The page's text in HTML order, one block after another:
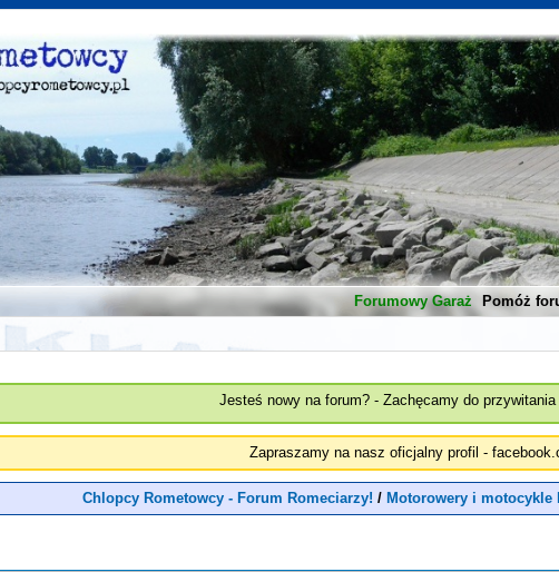
Forumowy Garaż Pomóż
Jesteś nowy na forum? - Zachęcamy do
Zapraszamy na nasz oficjalny profil -
Chlopcy Rometowcy - Forum Romeciarzy! / Motorowery i motocykle